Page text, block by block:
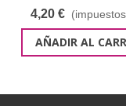
superaclarante
ml
4,20 €
AÑADIR AL